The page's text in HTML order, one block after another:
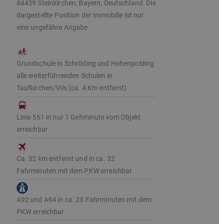
84439 Steinkirchen, Bayern, Deutschland. Die
dargestellte Position der Immobilie ist nur
eine ungefähre Angabe.
Grundschule in Schröding und Hohenpolding
alle weiterführenden Schulen in
Taufkirchen/Vils (ca. 4 Km entfernt)
Linie 561 in nur 1 Gehminute vom Objekt
erreichbar
Ca. 32 km entfernt und in ca. 32
Fahrminuten mit dem PKW erreichbar
A92 und A94 in ca. 25 Fahrminuten mit dem
PKW erreichbar